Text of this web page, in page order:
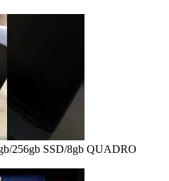
256gb SSD/8gb QUADRO